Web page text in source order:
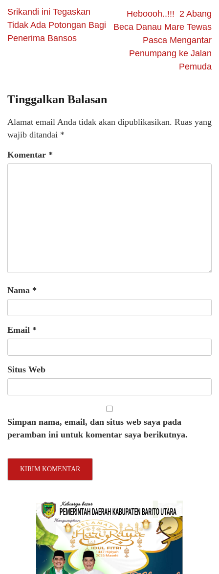
Srikandi ini Tegaskan
Tidak Ada Potongan Bagi
Penerima Bansos
Heboooh..!!! 2 Abang
Beca Danau Mare Tewas
Pasca Mengantar
Penumpang ke Jalan
Pemuda
Tinggalkan Balasan
Alamat email Anda tidak akan dipublikasikan. Ruas yang
wajib ditandai *
Komentar *
Nama *
Email *
Situs Web
Simpan nama, email, dan situs web saya pada
peramban ini untuk komentar saya berikutnya.